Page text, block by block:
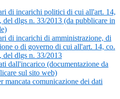
di incarichi politici di cui all'art. 14,
del dlgs n. 33/2013 (da pubblicare in
di incarichi di amministrazione, di
o di governo di cui all'art. 14, co.
del dlgs n. 33/2013
dall'incarico (documentazione da
sul sito web)
mancata comunicazione dei dati